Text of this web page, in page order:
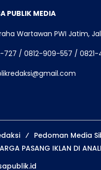
PUBLIK MEDIA
Wartawan PWI Jatim,
727 / 0812-909-557 /
Pedoman Media
PASANG IKLAN DI